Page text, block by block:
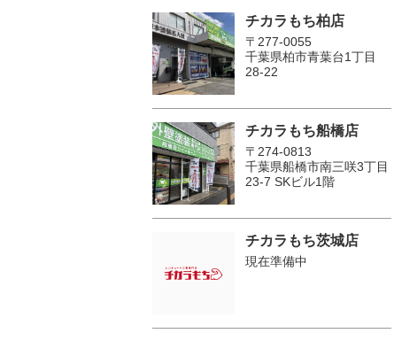
チカラもち柏店
〒277-0055
千葉県柏市青葉台1丁目
28-22
チカラもち船橋店
〒274-0813
千葉県船橋市南三咲3丁目
23-7 SKビル1階
チカラもち茨城店
現在準備中